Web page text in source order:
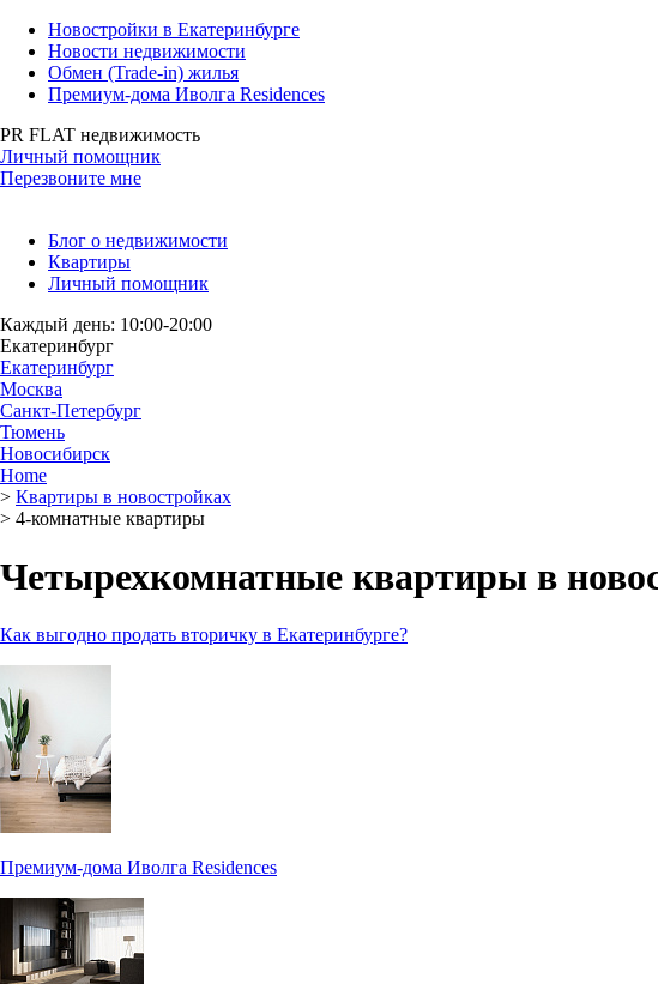
Новостройки в Екатеринбурге
Новости недвижимости
Обмен (Trade-in) жилья
Премиум-дома Иволга Residences
PR FLAT недвижимость
Личный помощник
Перезвоните мне
Блог о недвижимости
Квартиры
Личный помощник
Каждый день: 10:00-20:00
Екатеринбург
Екатеринбург
Москва
Санкт-Петербург
Тюмень
Новосибирск
Home
> Квартиры в новостройках
> 4-комнатные квартиры
Четырехкомнатные квартиры в
Как выгодно продать вторичку в Екатеринбурге?
Премиум-дома Иволга Residences